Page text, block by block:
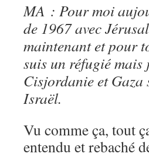
MA : Pour moi
de 1967 avec
maintenant et pour
suis un réfugié mais
Cisjordanie et Gaza
Israël.
Vu comme ça, tout
entendu et rebaché